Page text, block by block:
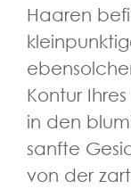
Haaren
Kontur
in den
sanfte
von der